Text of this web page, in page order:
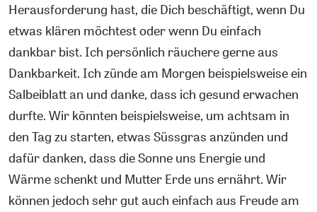
Herausforderung hast, die Dich beschäftigt, wenn Du
etwas klären möchtest oder wenn Du einfach
dankbar bist. Ich persönlich räuchere gerne aus
Dankbarkeit. Ich zünde am Morgen beispielsweise ein
Salbeiblatt an und danke, dass ich gesund erwachen
durfte. Wir könnten beispielsweise, um achtsam in
den Tag zu starten, etwas Süssgras anzünden und
dafür danken, dass die Sonne uns Energie und
Wärme schenkt und Mutter Erde uns ernährt. Wir
können jedoch sehr gut auch einfach aus Freude am